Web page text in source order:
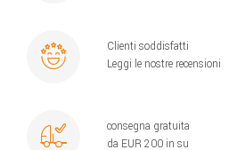
Clienti soddisfatti
Leggi le nostre recensioni
consegna gratuita
da EUR 200 in su